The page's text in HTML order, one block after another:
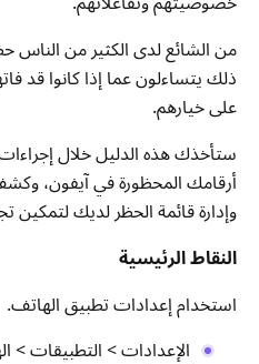
من الشائع لدى الكثير من الناس
ذلك يتساءلون عما إذا كانوا قد
على خيارهم.
ستأخذك هذه الدليل خلال
أرقامك المحظورة في آيفون،
وإدارة قائمة الحظر لديك لتمكين
النقاط الرئيسية
استخدام إعدادات تطبيق الهاتف.
الإعدادات > التطبيقات